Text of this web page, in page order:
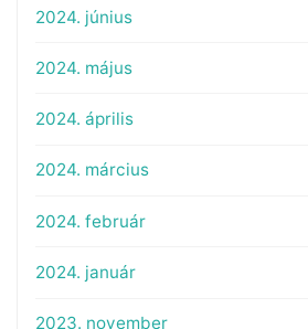
2024. június
2024. május
2024. április
2024. március
2024. február
2024. január
2023. november